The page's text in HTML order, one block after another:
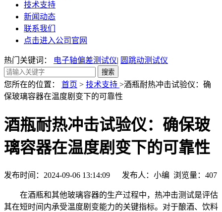
技术支持
新闻动态
联系我们
点击进入公司官网
热门关键词： 电子轴偏差测试仪| 圆跳动测试仪
您所在的位置： 首页 > 技术支持 >酒瓶耐热冲击试验仪：确
保玻璃容器在温度剧变下的可靠性
酒瓶耐热冲击试验仪：确保玻
璃容器在温度剧变下的可靠性
发布时间：2024-09-06 13:14:09 发布人：小编 浏览量： 407
在酒瓶和其他玻璃容器的生产过程中，热冲击测试是评估
其在短时间内承受温度剧变能力的关键指标。对于酿酒、饮料